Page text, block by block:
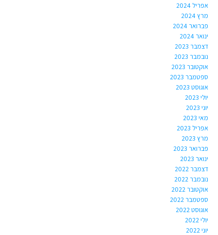
אפריל 2024
מרץ 2024
פברואר 2024
ינואר 2024
דצמבר 2023
נובמבר 2023
אוקטובר 2023
ספטמבר 2023
אוגוסט 2023
יולי 2023
יוני 2023
מאי 2023
אפריל 2023
מרץ 2023
פברואר 2023
ינואר 2023
דצמבר 2022
נובמבר 2022
אוקטובר 2022
ספטמבר 2022
אוגוסט 2022
יולי 2022
יוני 2022